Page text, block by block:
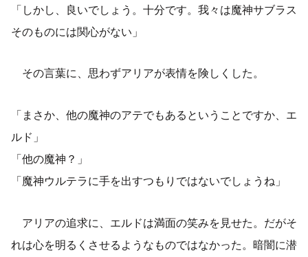
「しかし、良いでしょう。十分です。我々は魔神サブラス
そのものには関心がない」
その言葉に、思わずアリアが表情を険しくした。
「まさか、他の魔神のアテでもあるということですか、エ
ルド」
「他の魔神？」
「魔神ウルテラに手を出すつもりではないでしょうね」
アリアの追求に、エルドは満面の笑みを見せた。だがそ
れは心を明るくさせるようなものではなかった。暗闇に潜